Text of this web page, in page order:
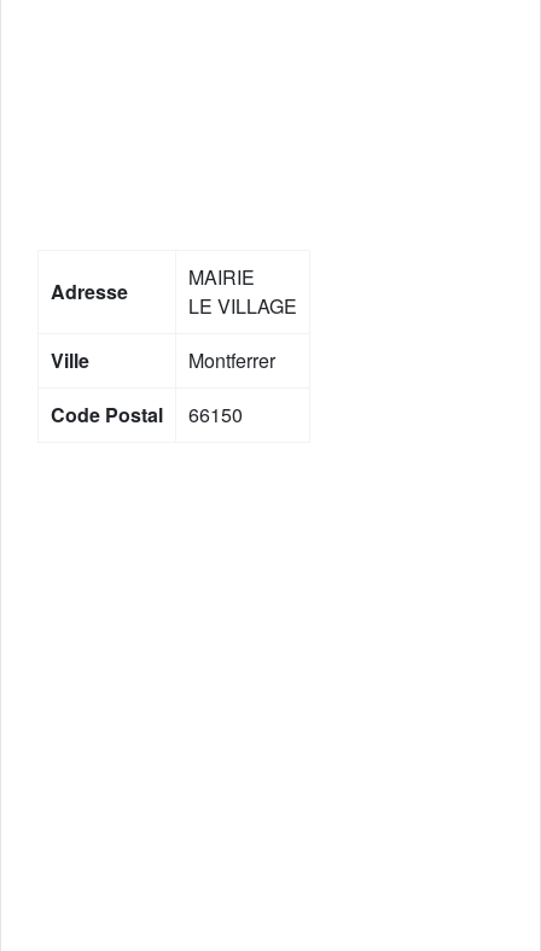
Adresse
MAIRIE
LE VILLAGE
Ville
Montferrer
Code Postal
66150